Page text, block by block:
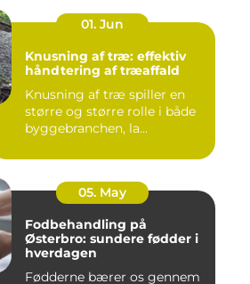
01. Jun
Knusning af træ: effektiv
håndtering af træaffald
Knusning af træ spiller en
større og større rolle i både
byggebranchen, la...
05. May
Fodbehandling på
Østerbro: sundere fødder i
hverdagen
Fødderne bærer os gennem